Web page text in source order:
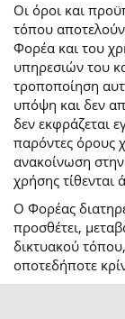
Οι όροι και
τόπου
Φορέα και του
υπηρεσιών του
τροποποίηση
υπόψη και δεν
δεν εκφράζεται
παρόντες όρους
ανακοίνωση
χρήσης τίθενται
Ο Φορέας
προσθέτει,
δικτυακού
οποτεδήποτε